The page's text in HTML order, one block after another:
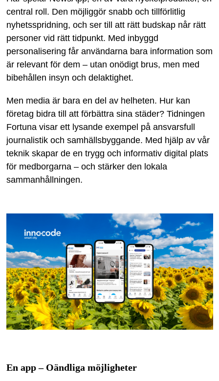
central roll. Den möjliggör snabb och tillförlitlig
nyhetsspridning, och ser till att rätt budskap når rätt
personer vid rätt tidpunkt. Med inbyggd
personalisering får användarna bara information som
är relevant för dem – utan onödigt brus, men med
bibehållen insyn och delaktighet.
Men media är bara en del av helheten. Hur kan
företag bidra till att förbättra sina städer? Tidningen
Fortuna visar ett lysande exempel på ansvarsfull
journalistik och samhällsbyggande. Med hjälp av vår
teknik skapar de en trygg och informativ digital plats
för medborgarna – och stärker den lokala
sammanhållningen.
En app – Oändliga möjligheter